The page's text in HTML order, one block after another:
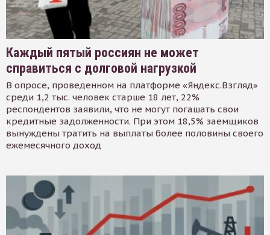
Каждый пятый россиян не может
справиться с долговой нагрузкой
В опросе, проведенном на платформе «Яндекс.Взгляд»
среди 1,2 тыс. человек старше 18 лет, 22%
респондентов заявили, что не могут погашать свои
кредитные задолженности. При этом 18,5% заемщиков
вынуждены тратить на выплаты более половины своего
ежемесячного доход